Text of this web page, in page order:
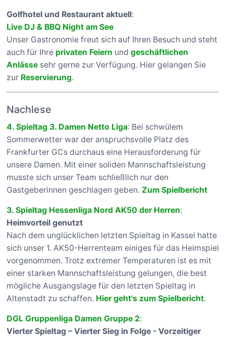
Golfhotel und Restaurant aktuell:
Live DJ & BBQ Night am See
Unser Gastronomie freut sich auf Ihren Besuch und steht
auch für Ihre privaten Feiern undgeschäftlichen
Anlässe sehr gerne zur Verfügung. Hier gelangen Sie
zur Reservierung.
Nachlese
4. Spieltag 3. Damen Netto Liga: Bei schwülem
Sommerwetter war der anspruchsvolle Platz des
Frankfurter GCs durchaus eine Herausforderung für
unsere Damen. Mit einer soliden Mannschaftsleistung
musste sich unser Team schließlich nur den
Gastgeberinnen geschlagen geben.Zum Spielbericht
3. Spieltag Hessenliga Nord AK50 der Herren:
Heimvorteil genutzt
Nach dem unglücklichen letzten Spieltag in Kassel hatte
sich unser 1. AK50-Herrenteam einiges für das Heimspiel
vorgenommen. Trotz extremer Temperaturen ist es mit
einer starken Mannschaftsleistung gelungen, die best
mögliche Ausgangslage für den letzten Spieltag in
Altenstadt zu schaffen. Hier geht's zum Spielbericht.
DGL Gruppenliga Damen Gruppe 2:
Vierter Spieltag – Vierter Sieg in Folge - Vorzeitiger